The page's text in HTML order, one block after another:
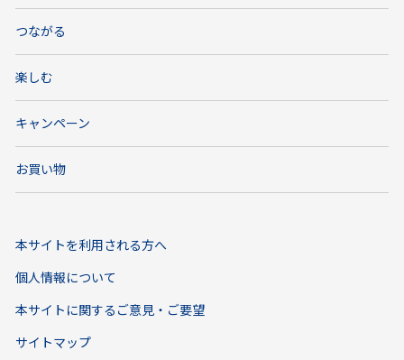
つながる
楽しむ
キャンペーン
お買い物
本サイトを利用される方へ
個人情報について
本サイトに関するご意見・ご要望
サイトマップ